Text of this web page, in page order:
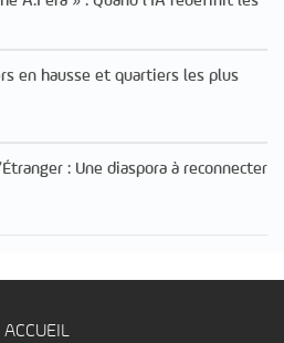
en hausse et quartiers les plus
: Une diaspora à reconnecter
ACCUEIL